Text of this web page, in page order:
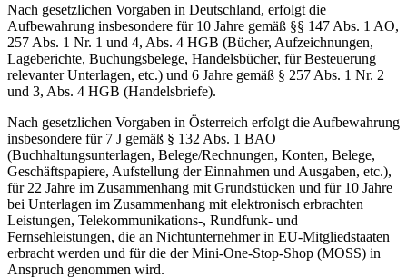
Nach gesetzlichen Vorgaben in Deutschland, erfolgt die
Aufbewahrung insbesondere für 10 Jahre gemäß §§ 147 Abs. 1 AO,
257 Abs. 1 Nr. 1 und 4, Abs. 4 HGB (Bücher, Aufzeichnungen,
Lageberichte, Buchungsbelege, Handelsbücher, für Besteuerung
relevanter Unterlagen, etc.) und 6 Jahre gemäß § 257 Abs. 1 Nr. 2
und 3, Abs. 4 HGB (Handelsbriefe).
Nach gesetzlichen Vorgaben in Österreich erfolgt die Aufbewahrung
insbesondere für 7 J gemäß § 132 Abs. 1 BAO
(Buchhaltungsunterlagen, Belege/Rechnungen, Konten, Belege,
Geschäftspapiere, Aufstellung der Einnahmen und Ausgaben, etc.),
für 22 Jahre im Zusammenhang mit Grundstücken und für 10 Jahre
bei Unterlagen im Zusammenhang mit elektronisch erbrachten
Leistungen, Telekommunikations-, Rundfunk- und
Fernsehleistungen, die an Nichtunternehmer in EU-Mitgliedstaaten
erbracht werden und für die der Mini-One-Stop-Shop (MOSS) in
Anspruch genommen wird.